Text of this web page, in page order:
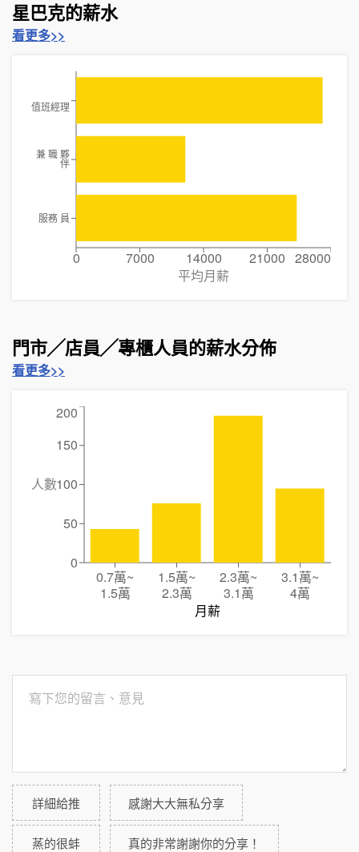
星巴克的薪水
看更多>>
0 7000 14000 21000 28000
平均月薪
值班經理
兼 職 夥
伴
服務 員
門市╱店員╱專櫃人員的薪水分佈
看更多>>
0.7萬~
1.5萬
1.5萬~
2.3萬
2.3萬~
3.1萬
3.1萬~
4萬
月薪
0
50
100
150
200
人數
詳細給推 感謝大大無私分享
蒸的很蚌 真的非常謝謝你的分享！